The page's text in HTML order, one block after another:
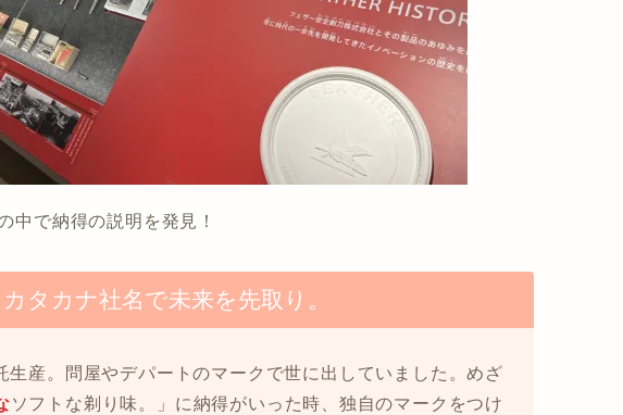
中で納得の説明を発見！
カタカナ社名で未来を先取り。
生産。問屋やデパートのマークで世に出していました。めざ
ソフトな剃り味。」に納得がいった時、独自のマークをつけ